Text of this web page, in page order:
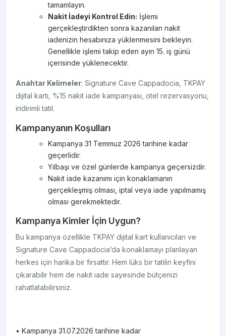
tamamlayın.
Nakit İadeyi Kontrol Edin: İşlemi
gerçekleştirdikten sonra kazanılan nakit
iadenizin hesabınıza yüklenmesini bekleyin.
Genellikle işlemi takip eden ayın 15. iş günü
içerisinde yüklenecektir.
Anahtar Kelimeler: Signature Cave Cappadocia, TKPAY
dijital kartı, %15 nakit iade kampanyası, otel rezervasyonu,
indirimli tatil.
Kampanyanın Koşulları
Kampanya 31 Temmuz 2026 tarihine kadar
geçerlidir.
Yılbaşı ve özel günlerde kampanya geçersizdir.
Nakit iade kazanımı için konaklamanın
gerçekleşmiş olması, iptal veya iade yapılmamış
olması gerekmektedir.
Kampanya Kimler İçin Uygun?
Bu kampanya özellikle TKPAY dijital kart kullanıcıları ve
Signature Cave Cappadocia’da konaklamayı planlayan
herkes için harika bir fırsattır. Hem lüks bir tatilin keyfini
çıkarabilir hem de nakit iade sayesinde bütçenizi
rahatlatabilirsiniz.
• Kampanya 31.07.2026 tarihine kadar